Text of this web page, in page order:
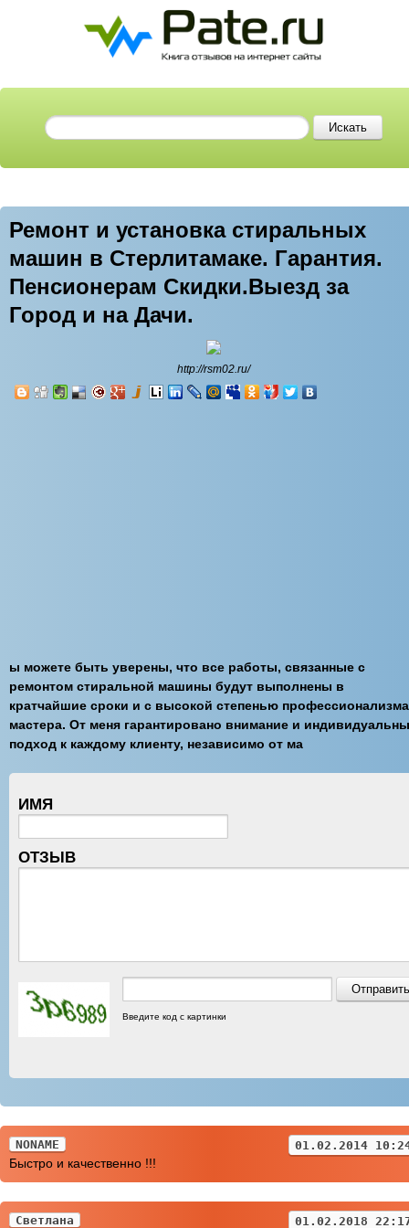
Ремонт и установка стиральных
машин в Стерлитамаке. Гарантия.
Пенсионерам Скидки.Выезд за
Город и на Дачи.
http://rsm02.ru/
ы можете быть уверены, что все работы, связанные с
ремонтом стиральной машины будут выполнены в
кратчайшие сроки и с высокой степенью профессионализма
мастера. От меня гарантировано внимание и
подход к каждому клиенту, независимо от ма
ИМЯ
ОТЗЫВ
Введите код с картинки
NONAME 01.02.2014
Быстро и качественно !!!
Светлана 01.02.2018